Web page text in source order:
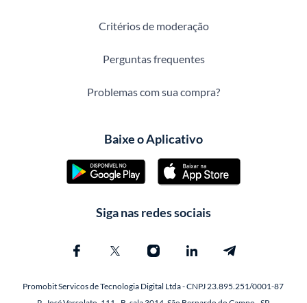
Critérios de moderação
Perguntas frequentes
Problemas com sua compra?
Baixe o Aplicativo
Siga nas redes sociais
Promobit Servicos de Tecnologia Digital Ltda - CNPJ 23.895.251/0001-87